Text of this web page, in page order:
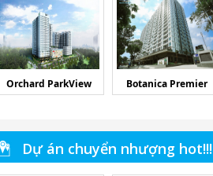
Orchard ParkView Botanica Premier
Dự án chuyển nhượng hot!!!